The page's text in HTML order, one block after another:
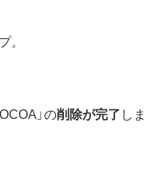
。
」の削除が完了 しま